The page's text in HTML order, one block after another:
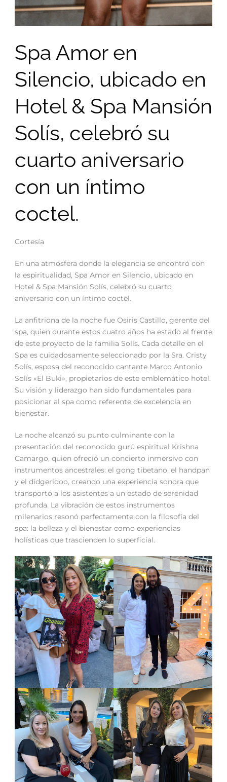
Spa Amor en
Silencio, ubicado en
Hotel & Spa Mansión
Solís, celebró su
cuarto aniversario
con un íntimo
coctel.
Cortesía
En una atmósfera donde la elegancia se encontró con
la espiritualidad, Spa Amor en Silencio, ubicado en
Hotel & Spa Mansión Solís, celebró su cuarto
aniversario con un íntimo coctel.
La anfitriona de la noche fue Osiris Castillo, gerente del
spa, quien durante estos cuatro años ha estado al frente
de este proyecto de la familia Solís. Cada detalle en el
Spa es cuidadosamente seleccionado por la Sra. Cristy
Solís, esposa del reconocido cantante Marco Antonio
Solís «El Buki», propietarios de este emblemático hotel.
Su visión y liderazgo han sido fundamentales para
posicionar al spa como referente de excelencia en
bienestar.
La noche alcanzó su punto culminante con la
presentación del reconocido gurú espiritual Krishna
Camargo, quien ofreció un concierto inmersivo con
instrumentos ancestrales: el gong tibetano, el handpan
y el didgeridoo, creando una experiencia sonora que
transportó a los asistentes a un estado de serenidad
profunda. La vibración de estos instrumentos
milenarios resonó perfectamente con la filosofía del
spa: la belleza y el bienestar como experiencias
holísticas que trascienden lo superficial.